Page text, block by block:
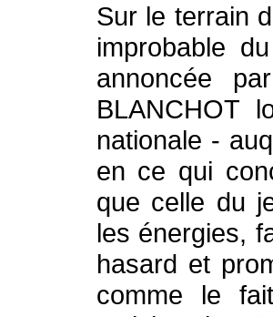
Sur le terrain
improbable
annoncée
BLANCHOT
nationale -
en ce qui
que celle du
les énergies,
hasard et
comme le